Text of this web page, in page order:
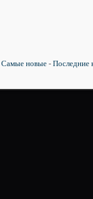
Самые новые- Последние